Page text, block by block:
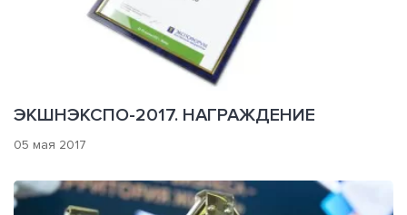
ЭКШНЭКСПО-2017. НАГРАЖДЕНИЕ
05 мая 2017